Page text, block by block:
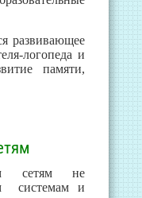
развивающее
логопеда и
памяти,
сетям не
системам и